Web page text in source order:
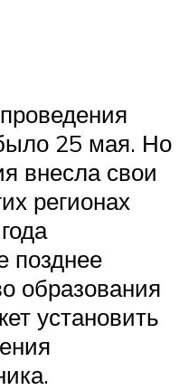
25 мая. Но
внесла свои
регионах
позднее
образования
установить